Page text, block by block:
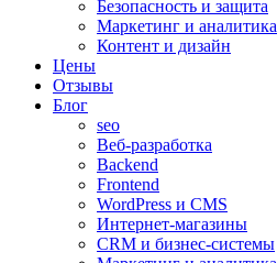
Безопасность и защита
Маркетинг и аналитика
Контент и дизайн
Цены
Отзывы
Блог
seo
Веб-разработка
Backend
Frontend
WordPress и CMS
Интернет-магазины
CRM и бизнес-системы